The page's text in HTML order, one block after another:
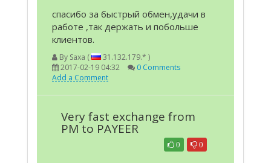
спасибо за быстрый обмен,удачи в
работе ,так держать и побольше
клиентов.
By Saxa (
31.132.179.* )
2017-02-19 04:32
0 Comments
Add a Comment
Very fast exchange from
PM to PAYEER
0
0